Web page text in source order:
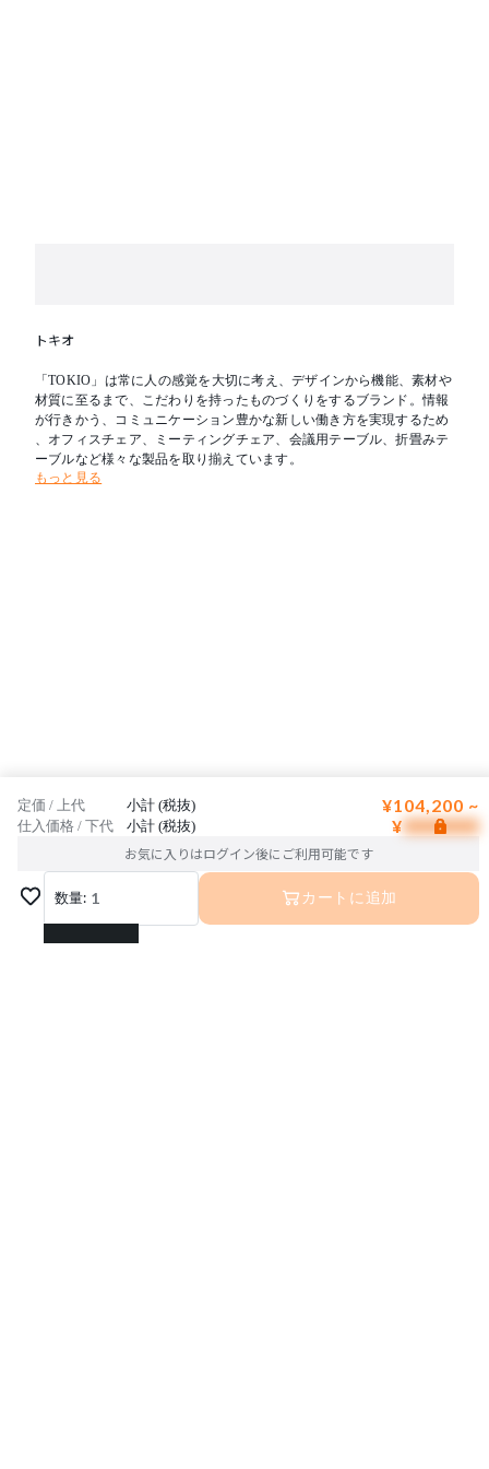
トキオ
「TOKIO」は常に人の感覚を大切に考え、デザインから機能、素材や
材質に至るまで、こだわりを持ったものづくりをするブランド。情報
が行きかう、コミュニケーション豊かな新しい働き方を実現するため
、オフィスチェア、ミーティングチェア、会議用テーブル、折畳みテ
ーブルなど様々な製品を取り揃えています。
もっと見る
定価 / 上代 小計 (税抜) ¥104,200 ~
仕入価格 / 下代 小計 (税抜) ¥
お気に入りはログイン後にご利用可能です
数量: 1
1
カートに追加